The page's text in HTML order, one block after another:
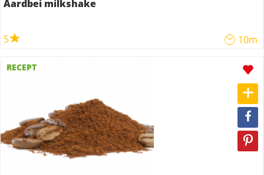
Aardbei milkshake
5 10m
RECEPT